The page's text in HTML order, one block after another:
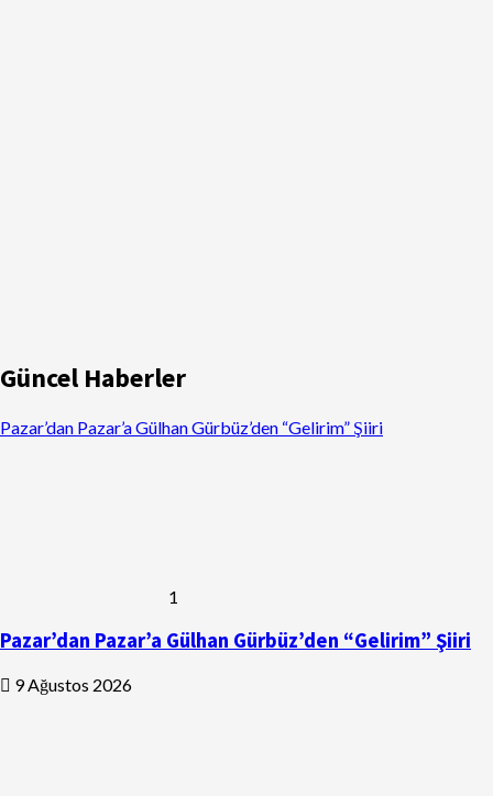
Güncel Haberler
Pazar’dan Pazar’a Gülhan Gürbüz’den “Gelirim” Şiiri
1
Pazar’dan Pazar’a Gülhan Gürbüz’den “Gelirim” Şiiri
9 Ağustos 2026